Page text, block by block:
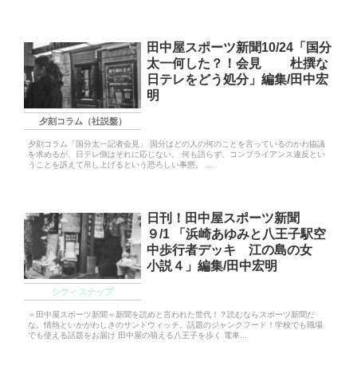
夕刻コラム（社説盤）
田中屋スポーツ新聞10/24「国分
太一何した？！会見 杜撰な
日テレをどう処分」編集/田中宏
明
夕刻コラム「国分太一記者会見」 国分はどの人の何のことを言っているのかわ協議
を求めるが、日テレ側はそれに応じない。 何も語らず、コンプライアンス違反とい
うことを訴えて吊し上げるという恐ろしい事態。 ...
シティスナップ
日刊！田中屋スポーツ新聞
９/1 「浜崎あゆみと八王子駅空
中歩行者デッキ 江の島の女
小説４」編集/田中宏明
＝田中屋スポーツ新聞＝新聞を読めと言われた世代！？読むならスポーツ新聞だ
な。情熱といかがわしさのサンドウィッチ。話題のジャンクフード！学校でも職場
でも使える話題をお届け 田中屋の萌える八王子を歩く 電車...